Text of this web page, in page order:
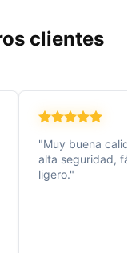
clientes
"Muy buena
alta seguridad,
ligero."